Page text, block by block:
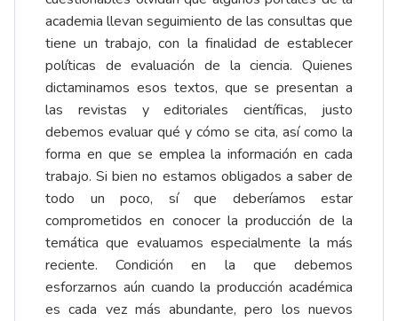
academia llevan seguimiento de las consultas que
tiene un trabajo, con la finalidad de establecer
políticas de evaluación de la ciencia. Quienes
dictaminamos esos textos, que se presentan a
las revistas y editoriales científicas, justo
debemos evaluar qué y cómo se cita, así como la
forma en que se emplea la información en cada
trabajo. Si bien no estamos obligados a saber de
todo un poco, sí que deberíamos estar
comprometidos en conocer la producción de la
temática que evaluamos especialmente la más
reciente. Condición en la que debemos
esforzarnos aún cuando la producción académica
es cada vez más abundante, pero los nuevos